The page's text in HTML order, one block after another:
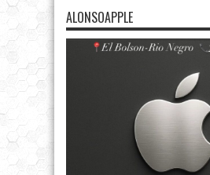
ALONSOAPPLE